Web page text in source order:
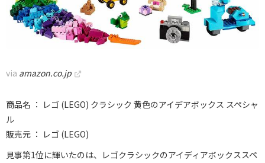
via amazon.co.jp
商品名 ： レゴ (LEGO) クラシック 黄色のアイデアボックス スペシャ
ル
販売元 ： レゴ (LEGO)
見事第1位に輝いたのは、レゴクラシックのアイディアボックススペ